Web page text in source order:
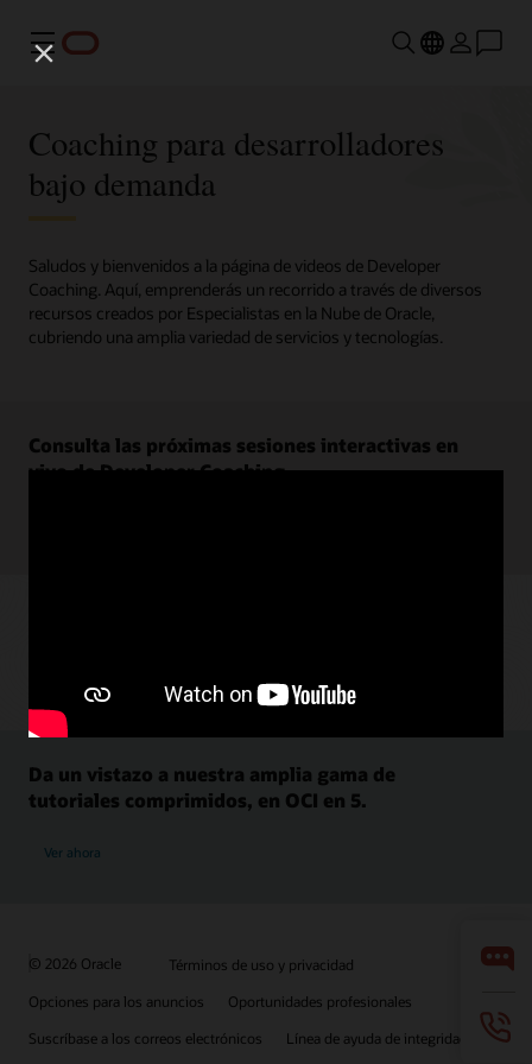
Menú
Coaching para desarrolladores
bajo demanda
Saludos y bienvenidos a la página de videos de Developer
Coaching. Aquí, emprenderás un recorrido a través de diversos
recursos creados por Especialistas en la Nube de Oracle,
cubriendo una amplia variedad de servicios y tecnologías.
Consulta las próximas sesiones interactivas en
vivo de Developer Coaching.
Da un vistazo a nuestra amplia gama de
tutoriales comprimidos, en OCI en 5.
Ver ahora
© 2026 Oracle
Términos de uso y privacidad
Opciones para los anuncios
Oportunidades profesionales
Suscríbase a los correos electrónicos
Línea de ayuda de integridad